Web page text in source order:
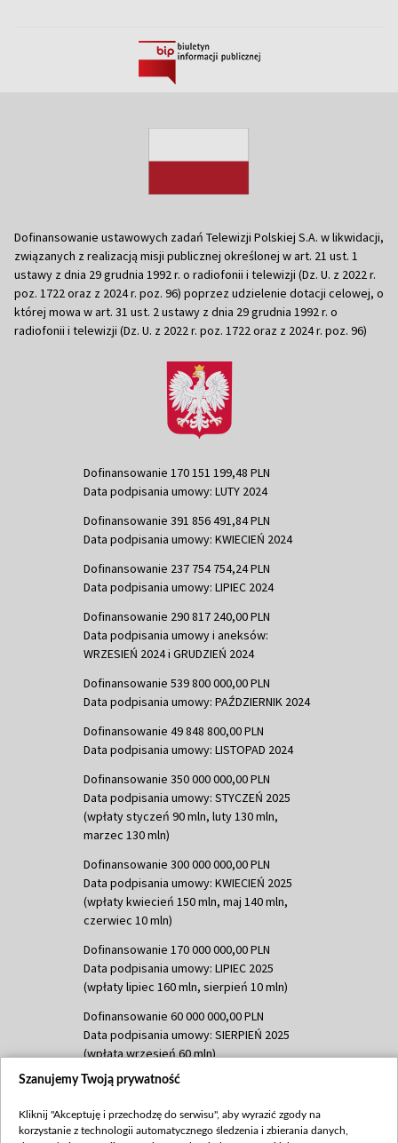
Dofinansowanie ustawowych zadań Telewizji Polskiej S.A. w likwidacji,
związanych z realizacją misji publicznej określonej w art. 21 ust. 1
ustawy z dnia 29 grudnia 1992 r. o radiofonii i telewizji (Dz. U. z 2022 r.
poz. 1722 oraz z 2024 r. poz. 96) poprzez udzielenie dotacji celowej, o
której mowa w art. 31 ust. 2 ustawy z dnia 29 grudnia 1992 r. o
radiofonii i telewizji (Dz. U. z 2022 r. poz. 1722 oraz z 2024 r. poz. 96)
Dofinansowanie 170 151 199,48 PLN
Data podpisania umowy: LUTY 2024
Dofinansowanie 391 856 491,84 PLN
Data podpisania umowy: KWIECIEŃ 2024
Dofinansowanie 237 754 754,24 PLN
Data podpisania umowy: LIPIEC 2024
Dofinansowanie 290 817 240,00 PLN
Data podpisania umowy i aneksów:
WRZESIEŃ 2024 i GRUDZIEŃ 2024
Dofinansowanie 539 800 000,00 PLN
Data podpisania umowy: PAŹDZIERNIK 2024
Dofinansowanie 49 848 800,00 PLN
Data podpisania umowy: LISTOPAD 2024
Dofinansowanie 350 000 000,00 PLN
Data podpisania umowy: STYCZEŃ 2025
(wpłaty styczeń 90 mln, luty 130 mln,
marzec 130 mln)
Dofinansowanie 300 000 000,00 PLN
Data podpisania umowy: KWIECIEŃ 2025
(wpłaty kwiecień 150 mln, maj 140 mln,
czerwiec 10 mln)
Dofinansowanie 170 000 000,00 PLN
Data podpisania umowy: LIPIEC 2025
(wpłaty lipiec 160 mln, sierpień 10 mln)
Dofinansowanie 60 000 000,00 PLN
Data podpisania umowy: SIERPIEŃ 2025
(wpłata wrzesień 60 mln)
Dofinansowanie 635 783 051,21 PLN
(wpłata wrzesień 100 mln, październik 350
mln, listopad 265 mln)
Szanujemy Twoją prywatność
Kliknij "Akceptuję i przechodzę do serwisu", aby wyrazić zgody na
korzystanie z technologii automatycznego śledzenia i zbierania danych,